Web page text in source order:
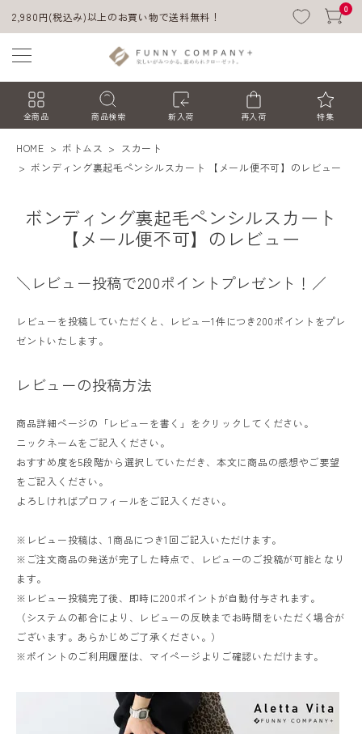
2,980円(税込み)以上のお買い物で送料無料！
0
全商品 商品検索 新入荷 再入荷 特集
ACCOUNT MENU
レディーストップス
ファッション雑貨
会員ステージ特典プログラムについて
ご利用ガイド
HOME ボトムス
スカート
ボンディング裏起毛ペンシルスカート 【メール便不可】のレビュー
ボンディング裏起毛ペンシルスカート
【メール便不可】のレビュー
＼レビュー投稿で200ポイントプレゼント！／
レビューを投稿していただくと、レビュー1件につき200ポイントをプレ
ゼントいたします。
レビューの投稿方法
商品詳細ページの「レビューを書く」をクリックしてください。
ニックネームをご記入ください。
おすすめ度を5段階から選択していただき、本文に商品の感想やご要望
をご記入ください。
よろしければプロフィールをご記入ください。
※レビュー投稿は、1商品につき1回ご記入いただけます。
※ご注文商品の発送が完了した時点で、レビューのご投稿が可能となり
ます。
※レビュー投稿完了後、即時に200ポイントが自動付与されます。
（システムの都合により、レビューの反映までお時間をいただく場合が
ございます。あらかじめご了承ください。）
※ポイントのご利用履歴は、マイページよりご確認いただけます。